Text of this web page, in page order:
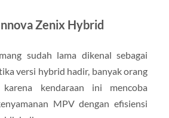
Zenix Hybrid
sudah lama dikenal sebagai
versi hybrid hadir, banyak orang
kendaraan ini mencoba
MPV dengan efisiensi